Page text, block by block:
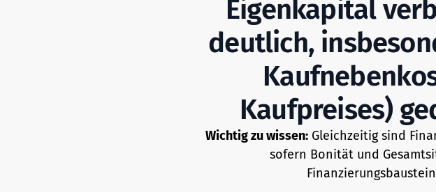
Eigenkapital
deutlich,
Kaufpreises)
Wichtig zu wissen:Gleichzeitig sind
sofern Bonität und